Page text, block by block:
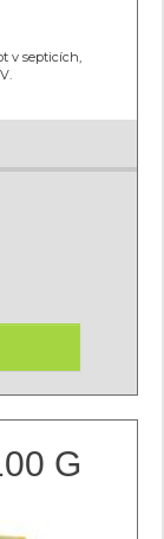
v septicích,
G